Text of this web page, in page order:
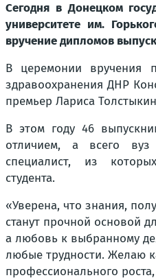
Сегодня в Донецком
университете им.
вручение дипломов
В церемонии вручения
здравоохранения ДНР
премьер Лариса
В этом году 46
отличием, а всего
специалист, из
студента.
«Уверена, что знания,
станут прочной основой
а любовь к выбранному
любые трудности. Желаю
профессионального